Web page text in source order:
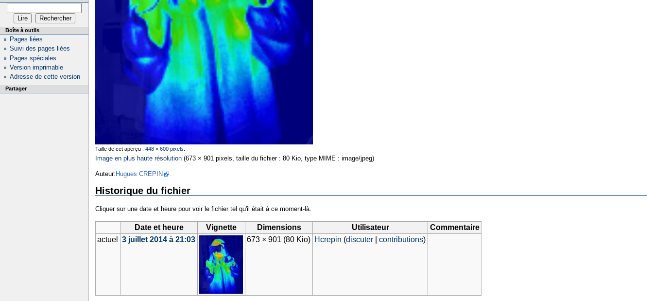
Taille de cet aperçu : 448 × 600 pixels
Image en plus haute résolution (673 × 901 pixels, taille du fichier : 80 Kio, type MIME : image/jpeg)
Auteur: Hugues CREPIN
Historique du fichier
Cliquer sur une date et heure pour voir le fichier tel qu'il était à ce moment-là.
Date et heure Vignette Dimensions Utilisateur
Commentaire
actuel
3 juillet 2014 à 21:03 673 × 901 (80 Kio) Hcrepin (discuter |contributions)
Boîte à outils
Pages liées
Suivi des pages liées
Pages spéciales
Version imprimable
Adresse de cette version
Partager